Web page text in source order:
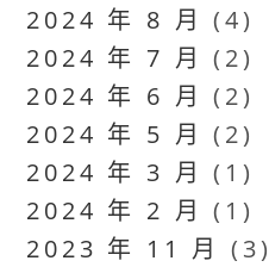
2024 年 8 月 (4)
2024 年 7 月 (2)
2024 年 6 月 (2)
2024 年 5 月 (2)
2024 年 3 月 (1)
2024 年 2 月 (1)
2023 年 11 月 (3)